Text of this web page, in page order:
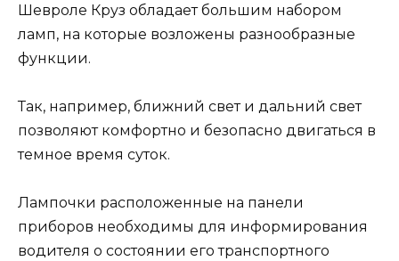
Шевроле Круз обладает большим набором
ламп, на которые возложены разнообразные
функции.
Так, например, ближний свет и дальний свет
позволяют комфортно и безопасно двигаться в
темное время суток.
Лампочки расположенные на панели
приборов необходимы для информирования
водителя о состоянии его транспортного